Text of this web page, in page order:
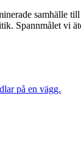
samhälle
Spannmålet vi